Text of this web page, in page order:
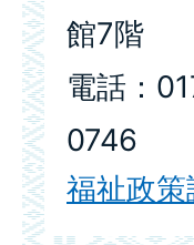
館7階
電話：
0746
福祉政